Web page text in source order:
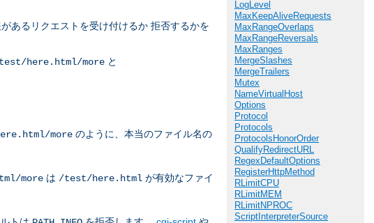
LogLevel
MaxKeepAliveRequests
MaxRangeOverlaps
MaxRangeReversals
MaxRanges
MergeSlashes
MergeTrailers
Mutex
NameVirtualHost
Options
Protocol
Protocols
ProtocolsHonorOrder
QualifyRedirectURL
RegexDefaultOptions
RegisterHttpMethod
RLimitCPU
RLimitMEM
RLimitNPROC
ScriptInterpreterSource
あるリクエストを受け付けるか 拒否するかを
here.html/more と
more のように、本当のファイル名の
more は /test/here.html が有効なファイ